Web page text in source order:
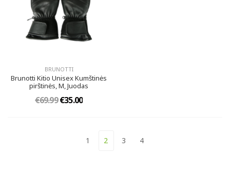
BRUNOTTI
Brunotti Kitio Unisex Kumštinės
pirštinės, M, Juodas
€69.99€35.00
1 2 3 4